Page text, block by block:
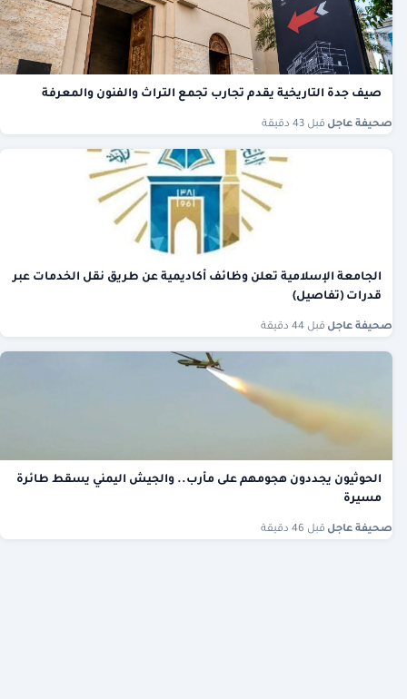
صيف جدة التاريخية يقدم تجارب تجمع التراث والفنون والمعرفة
صحيفة عاجل قبل 43 دقيقة
الجامعة الإسلامية تعلن وظائف أكاديمية عن طريق نقل الخدمات عبر
قدرات (تفاصيل)
صحيفة عاجل قبل 44 دقيقة
الحوثيون يجددون هجومهم على مأرب.. والجيش اليمني يسقط طائرة
مسيرة
صحيفة عاجل قبل 46 دقيقة